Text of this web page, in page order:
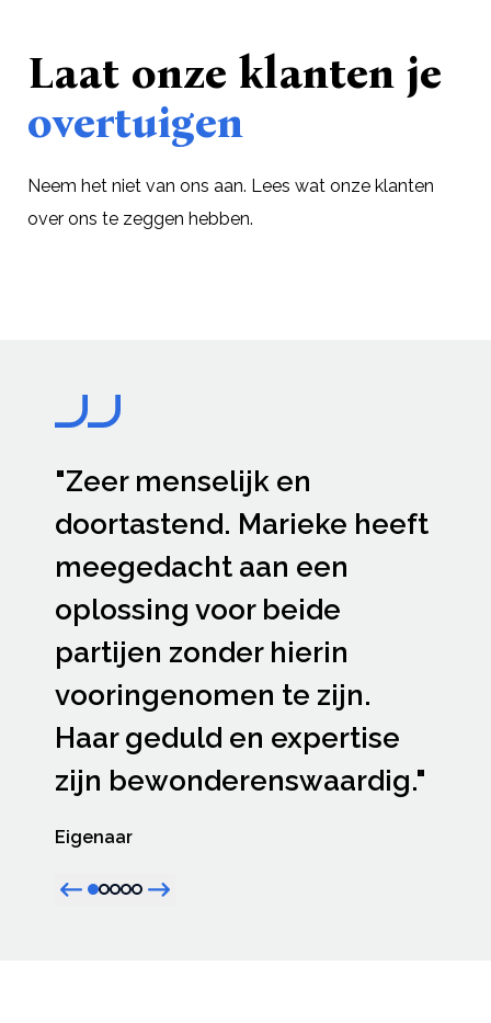
Laat onze klanten je
overtuigen
Neem het niet van ons aan. Lees wat onze klanten
over ons te zeggen hebben.
"Zeer menselijk en
doortastend. Marieke heeft
meegedacht aan een
oplossing voor beide
partijen zonder hierin
vooringenomen te zijn.
Haar geduld en expertise
zijn bewonderenswaardig."
Eigenaar
Previous item
Active item dot
Item dot
Item dot
Item dot
Item dot
Next item